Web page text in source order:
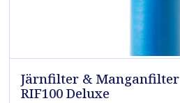
Järnfilter & Manganfilter
RIF100 Deluxe